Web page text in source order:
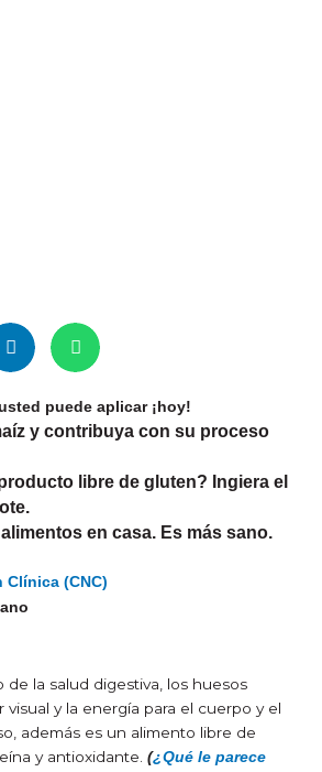
puede aplicar ¡hoy!
y contribuya con su proceso
libre de gluten? Ingiera el
.
en casa. Es más sano.
(CNC)
de la salud digestiva, los huesos
visual y la energía para el cuerpo y el
además es un alimento libre de
y antioxidante. (¿Qué le parece